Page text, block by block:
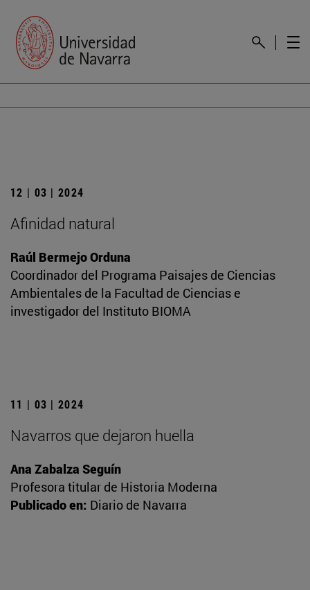
12 | 03 | 2024
Afinidad natural
Raúl Bermejo Orduna
Coordinador del Programa Paisajes de Ciencias
Ambientales de la Facultad de Ciencias e
investigador del Instituto BIOMA
11 | 03 | 2024
Navarros que dejaron huella
Ana Zabalza Seguín
Profesora titular de Historia Moderna
Publicado en: Diario de Navarra